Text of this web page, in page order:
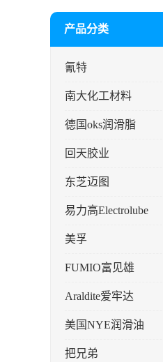
产品分类
氰特
南大化工材料
德国oks润滑脂
回天胶业
东芝迈图
易力高Electrolube
美孚
FUMIO富见雄
Araldite爱牢达
美国NYE润滑油
把兄弟